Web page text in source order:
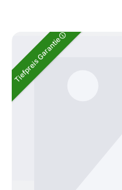
Bildergalerie überspringen
Tiefpreis Garantie